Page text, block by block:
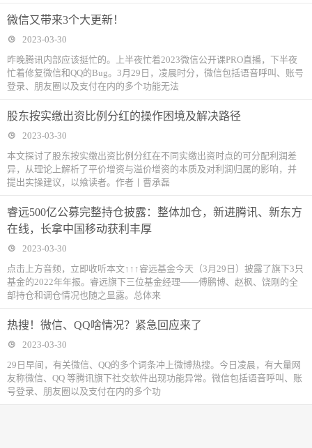
微信又带来3个大更新！
2023-03-30
昨晚腾讯内部应该挺忙的。上半夜忙着2023微信公开课PRO直播，下半夜
忙着修复微信和QQ的Bug。3月29日，凌晨时分，微信包括语音呼叫、账号
登录、朋友圈以及支付在内的多个功能无法
股东按实缴出资比例分红的操作困境及解决路径
2023-03-30
本文探讨了股东按实缴出资比例分红在不同实缴出资时点的可分配利润差
异，从理论上解析了平价增资与溢价增资的本质及对利润归属的影响，并
提出实操建议，以飨读者。作者丨曹承磊
睿远500亿公募完整持仓披露：整体加仓，新进腾讯、新东方
在线，长拿中国移动获利丰厚
2023-03-30
点击上方音频，立即收听本文↑↑↑睿远基金今天（3月29日）披露了旗下3只
基金的2022年年报。睿远旗下三位基金经理——傅鹏博、赵枫、饶刚的全
部持仓和调仓情况也随之显露。总体来
热搜！微信、QQ啥情况？紧急回应来了
2023-03-30
29日早间，有关微信、QQ的多个词条冲上微博热搜。今日凌晨，有大量网
友称微信、QQ 等腾讯旗下社交软件出现功能异常。微信包括语音呼叫、账
号登录、朋友圈以及支付在内的多个功